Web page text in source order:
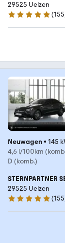
29525 Uelzen
4.9 Sterne
(155
Neuwagen• 145
4,6 l/100km
D (komb.)
STERNPARTNER
29525 Uelzen
4.9 Sterne
(155